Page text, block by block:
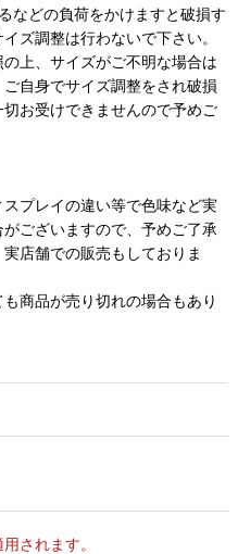
などの負荷をかけますと破損す
ズ調整は行わないで下さい。
上、サイズがご不明な場合は
自身でサイズ調整をされ破損
お受けできませんので予めご
プレイの違い等で色味など実
ございますので、予めご了承
店舗での販売もしておりま
商品が売り切れの場合もあり
されます。